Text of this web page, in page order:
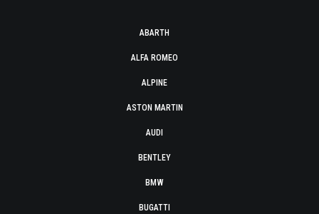
ABARTH
ALFA ROMEO
ALPINE
ASTON MARTIN
AUDI
BENTLEY
BMW
BUGATTI